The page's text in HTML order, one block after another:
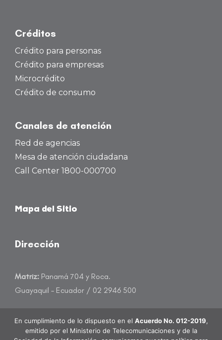
Créditos
Crédito para personas
Crédito para empresas
Microcrédito
Crédito de consumo
Canales de atención
Red de agencias
Mesa de atención ciudadana
Call Center 1800-000700
Mapa del Sitio
Dirección
Matriz: Panamá 704 y Roca.
Guayaquil – Ecuador / 02 2946 500
atencioncliente@banecuador.fin.ec
En cumplimiento de lo dispuesto en el Acuerdo No. 012-2019,
emitido por el Ministerio de Telecomunicaciones y de la